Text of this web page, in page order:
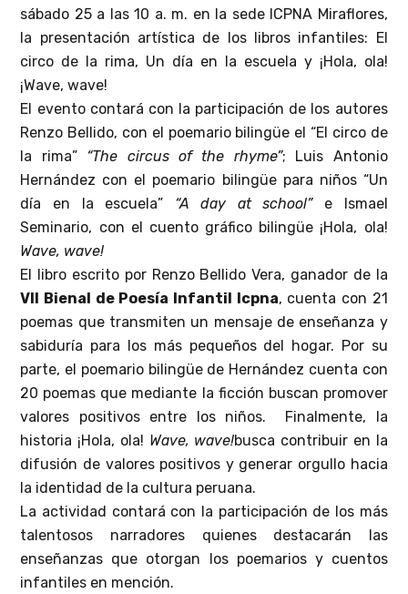
sábado 25 a las 10 a. m. en la sede ICPNA Miraflores,
la presentación artística de los libros infantiles: El
circo de la rima, Un día en la escuela y ¡Hola, ola!
¡Wave, wave!
El evento contará con la participación de los autores
Renzo Bellido, con el poemario bilingüe el “El circo de
la rima” “The circus of the rhyme”; Luis Antonio
Hernández con el poemario bilingüe para niños “Un
día en la escuela” “A day at school”e Ismael
Seminario, con el cuento gráfico bilingüe ¡Hola, ola!
Wave, wave!
El libro escrito por Renzo Bellido Vera, ganador de la
VII Bienal de Poesía Infantil Icpna, cuenta con 21
poemas que transmiten un mensaje de enseñanza y
sabiduría para los más pequeños del hogar. Por su
parte, el poemario bilingüe de Hernández cuenta con
20 poemas que mediante la ficción buscan promover
valores positivos entre los niños. Finalmente, la
historia ¡Hola, ola! Wave, wave!busca contribuir en la
difusión de valores positivos y generar orgullo hacia
la identidad de la cultura peruana.
La actividad contará con la participación de los más
talentosos narradores quienes destacarán las
enseñanzas que otorgan los poemarios y cuentos
infantiles en mención.